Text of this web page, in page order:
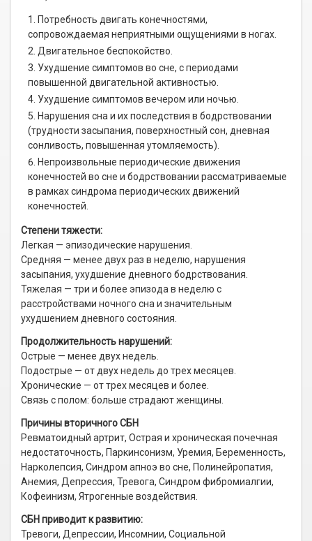
Потребность двигать конечностями,
сопровождаемая неприятными ощущениями в ногах.
Двигательное беспокойство.
Ухудшение симптомов во сне, с периодами
повышенной двигательной активностью.
Ухудшение симптомов вечером или ночью.
Нарушения сна и их последствия в бодрствовании
(трудности засыпания, поверхностный сон, дневная
сонливость, повышенная утомляемость).
Непроизвольные периодические движения
конечностей во сне и бодрствовании рассматриваемые
в рамках синдрома периодических движений
конечностей.
Степени тяжести:
Легкая — эпизодические нарушения.
Средняя — менее двух раз в неделю, нарушения
засыпания, ухудшение дневного бодрствования.
Тяжелая — три и более эпизода в неделю с
расстройствами ночного сна и значительным
ухудшением дневного состояния.
Продолжительность нарушений:
Острые — менее двух недель.
Подострые — от двух недель до трех месяцев.
Хронические — от трех месяцев и более.
Связь с полом: больше страдают женщины.
Причины вторичного СБН
Ревматоидный артрит, Острая и хроническая почечная
недостаточность, Паркинсонизм, Уремия, Беременность,
Нарколепсия, Синдром апноэ во сне, Полинейропатия,
Анемия, Депрессия, Тревога, Синдром фибромиалгии,
Кофеинизм, Ятрогенные воздействия.
СБН приводит к развитию:
Тревоги, Депрессии, Инсомнии, Социальной